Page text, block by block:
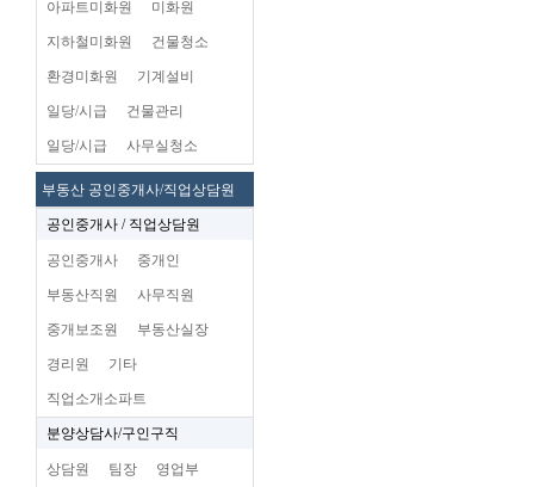
아파트미화원 미화원
지하철미화원 건물청소
환경미화원 기계설비
일당/시급 건물관리
일당/시급 사무실청소
부동산 공인중개사/직업상담원
공인중개사 / 직업상담원
공인중개사 중개인
부동산직원 사무직원
중개보조원 부동산실장
경리원 기타
직업소개소파트
분양상담사/구인구직
상담원 팀장 영업부